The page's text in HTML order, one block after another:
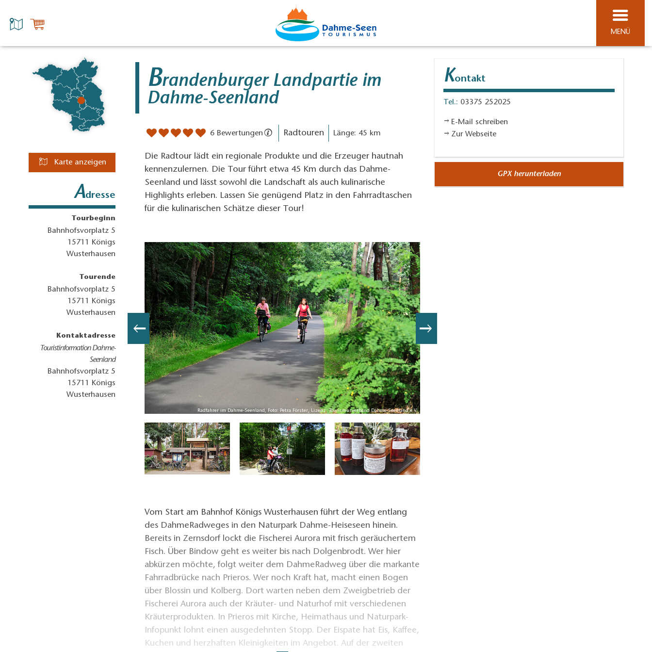
MENÜ
Karte anzeigen
Adresse
Tourbeginn
Bahnhofsvorplatz 5
15711 Königs
Wusterhausen
Tourende
Bahnhofsvorplatz 5
15711 Königs
Wusterhausen
Kontaktadresse
Touristinformation Dahme-
Seenland
Bahnhofsvorplatz 5
15711 Königs
Wusterhausen
Brandenburger Landpartie im
Dahme-Seenland
6 Bewertungen Radtouren Länge: 45 km
Die Radtour lädt ein regionale Produkte und die Erzeuger hautnah
kennenzulernen. Die Tour führt etwa 45 Km durch das Dahme-
Seenland und lässt sowohl die Landschaft als auch kulinarische
Highlights erleben. Lassen Sie genügend Platz in den Fahrradtaschen
für die kulinarischen Schätze dieser Tour!
Radfahrer im Dahme-Seenland, Foto: Petra Förster, Lizenz: Tourismusverband Dahme-Seenland e.V.
Vom Start am Bahnhof Königs Wusterhausen führt der Weg entlang
des DahmeRadweges in den Naturpark Dahme-Heiseseen hinein.
Bereits in Zernsdorf lockt die Fischerei Aurora mit frisch geräuchertem
Fisch. Über Bindow geht es weiter bis nach Dolgenbrodt. Wer hier
abkürzen möchte, folgt weiter dem DahmeRadweg über die markante
Fahrradbrücke nach Prieros. Wer noch Kraft hat, macht einen Bogen
über Blossin und Kolberg. Dort warten neben dem Zweigbetrieb der
Fischerei Aurora auch der Kräuter- und Naturhof mit verschiedenen
Kräuterprodukten. In Prieros mit Kirche, Heimathaus und Naturpark-
Infopunkt lohnt einen ausgedehnten Stopp. Der Eispate hat Eis, Kaffee,
Kuchen und herzhaften Kleinigkeiten im Angebot. Auf der zweiten
Kontakt
Tel.: 03375 252025
E-Mail schreiben
Zur Webseite
GPX herunterladen